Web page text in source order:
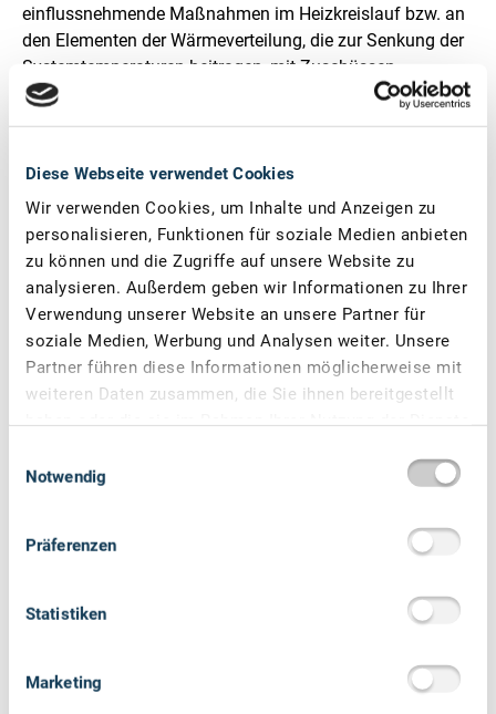
Diese Webseite verwendet Cookies
Wir verwenden Cookies, um Inhalte und Anzeigen zu
personalisieren, Funktionen für soziale Medien anbieten
zu können und die Zugriffe auf unsere Website zu
analysieren. Außerdem geben wir Informationen zu Ihrer
Verwendung unserer Website an unsere Partner für
soziale Medien, Werbung und Analysen weiter. Unsere
Partner führen diese Informationen möglicherweise mit
weiteren Daten zusammen, die Sie ihnen bereitgestellt
haben oder die sie im Rahmen Ihrer Nutzung der Dienste
Notwendig
Präferenzen
Statistiken
Marketing
einflussnehmende Maßnahmen im Heizkreislauf bzw. an
den Elementen der Wärmeverteilung, die zur Senkung der
Systemtemperaturen beitragen, mit Zuschüssen
gefördert.
in die Heizungsoptimierungen, bei denen das
Inbetriebnahmedatum des Wärmeerzeugers weiter als 5
Jahre zurückliegt. Des Weiteren dürfen diese nicht älter
als 15 Jahre sein und müssen mindestens weitere zwei
Jahre nach Abschluss der Maßnahme weiterbetrieben
werden. Untergeordnete Gewerbeflächen bis 10 Prozent
werden mitgefördert.
© shutterstock / fizkes
HAMBURG